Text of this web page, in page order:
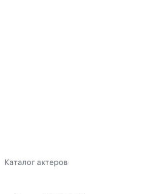
Каталог актеров